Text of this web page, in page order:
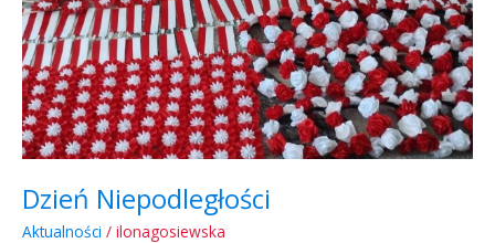
Dzień Niepodległości
Aktualności / ilonagosiewska